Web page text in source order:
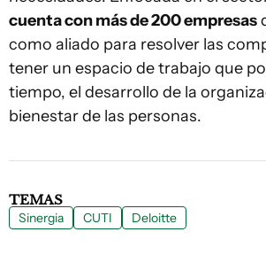
cuenta con más de 200 empresas
como aliado para resolver las
tener un espacio de trabajo que
tiempo, el desarrollo de la
bienestar de las personas.
TEMAS
Sinergia CUTI Deloitte